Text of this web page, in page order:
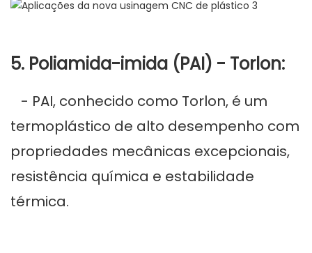
5. Poliamida-imida (PAI) - Torlon:
- PAI, conhecido como Torlon, é um
termoplástico de alto desempenho com
propriedades mecânicas excepcionais,
resistência química e estabilidade
térmica.